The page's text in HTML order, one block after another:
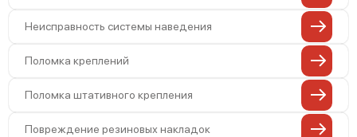
Неисправность системы наведения
Поломка креплений
Поломка штативного крепления
Повреждение резиновых накладок